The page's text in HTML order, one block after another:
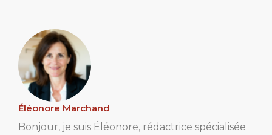
Éléonore Marchand
Bonjour, je suis Éléonore, rédactrice spécialisée